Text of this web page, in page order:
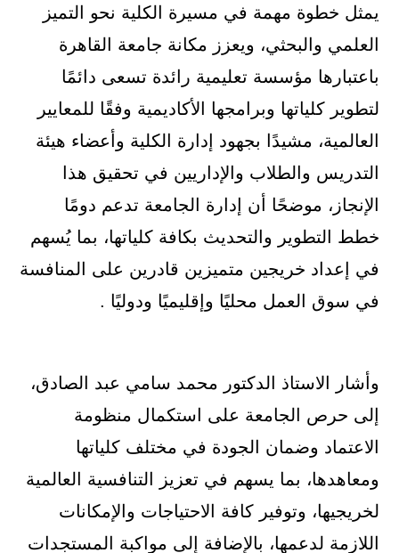
يمثل خطوة مهمة في مسيرة الكلية نحو التميز
العلمي والبحثي، ويعزز مكانة جامعة القاهرة
باعتبارها مؤسسة تعليمية رائدة تسعى دائمًا
لتطوير كلياتها وبرامجها الأكاديمية وفقًا للمعايير
العالمية، مشيدًا بجهود إدارة الكلية وأعضاء هيئة
التدريس والطلاب والإداريين في تحقيق هذا
الإنجاز، موضحًا أن إدارة الجامعة تدعم دومًا
خطط التطوير والتحديث بكافة كلياتها، بما يُسهم
في إعداد خريجين متميزين قادرين على المنافسة
في سوق العمل محليًا وإقليميًا ودوليًا .
وأشار الاستاذ الدكتور محمد سامي عبد الصادق،
إلى حرص الجامعة على استكمال منظومة
الاعتماد وضمان الجودة في مختلف كلياتها
ومعاهدها، بما يسهم في تعزيز التنافسية العالمية
لخريجيها، وتوفير كافة الاحتياجات والإمكانات
اللازمة لدعمها، بالإضافة إلى مواكبة المستجدات